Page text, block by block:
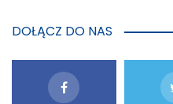
DOŁĄCZ DO NAS